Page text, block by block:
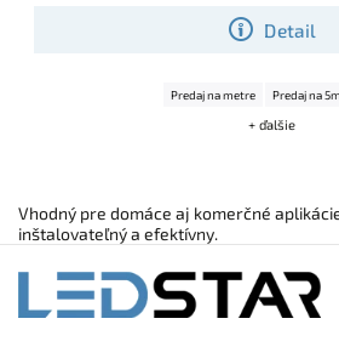
Detail
Predaj na metre Predaj na
+ ďalšie
Vhodný pre domáce aj komerčné
inštalovateľný a efektívny.